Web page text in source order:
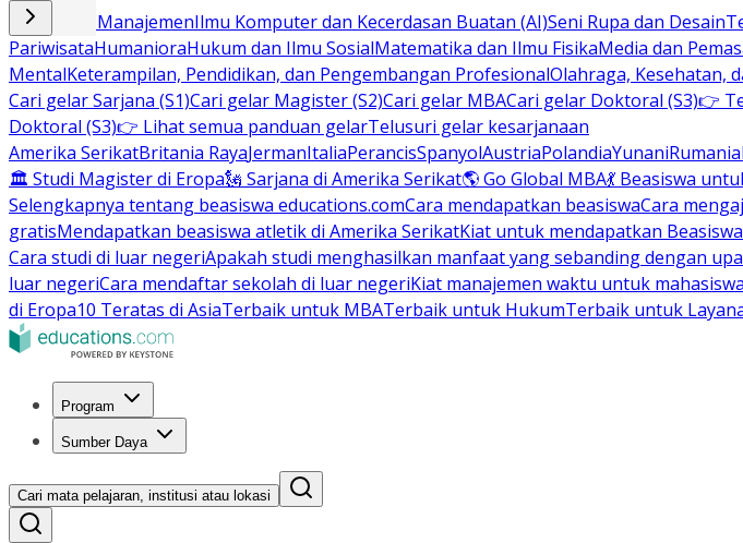
Bisnis dan ManajemenIlmu Komputer dan Kecerdasan Buatan (AI)Seni Rupa dan Desain
PariwisataHumanioraHukum dan Ilmu SosialMatematika dan Ilmu FisikaMedia dan
MentalKeterampilan, Pendidikan, dan Pengembangan ProfesionalOlahraga, Kesehatan,
Cari gelar Sarjana (S1)Cari gelar Magister (S2)Cari gelar MBACari gelar Doktoral (S3)👉
Doktoral (S3)👉 Lihat semua panduan gelarTelusuri gelar kesarjanaan
Amerika SerikatBritania RayaJermanItaliaPerancisSpanyolAustriaPolandiaYunaniRumania
🏛 Studi Magister di Eropa🗽 Sarjana di Amerika Serikat🌎 Go Global MBA💃 Beasiswa
Selengkapnya tentang beasiswa educations.comCara mendapatkan beasiswaCara
gratisMendapatkan beasiswa atletik di Amerika SerikatKiat untuk mendapatkan
Cara studi di luar negeriApakah studi menghasilkan manfaat yang sebanding dengan
luar negeriCara mendaftar sekolah di luar negeriKiat manajemen waktu untuk mahasiswa
di Eropa10 Teratas di AsiaTerbaik untuk MBATerbaik untuk HukumTerbaik untuk
Program
Sumber Daya
Cari mata pelajaran, institusi atau lokasi